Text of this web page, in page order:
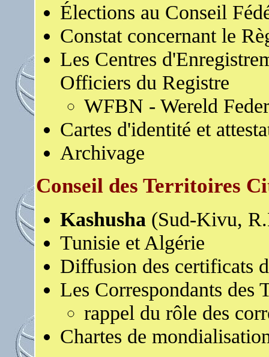
Élections au Conseil
Constat concernant le
Les Centres
Officiers du Registre
WFBN - Wereld
Cartes d'identité et
Archivage
Conseil des Territoires
Kashusha (Sud-Kivu,
Tunisie et Algérie
Diffusion des certificats
Les Correspondants des
rappel du rôle des
Chartes de